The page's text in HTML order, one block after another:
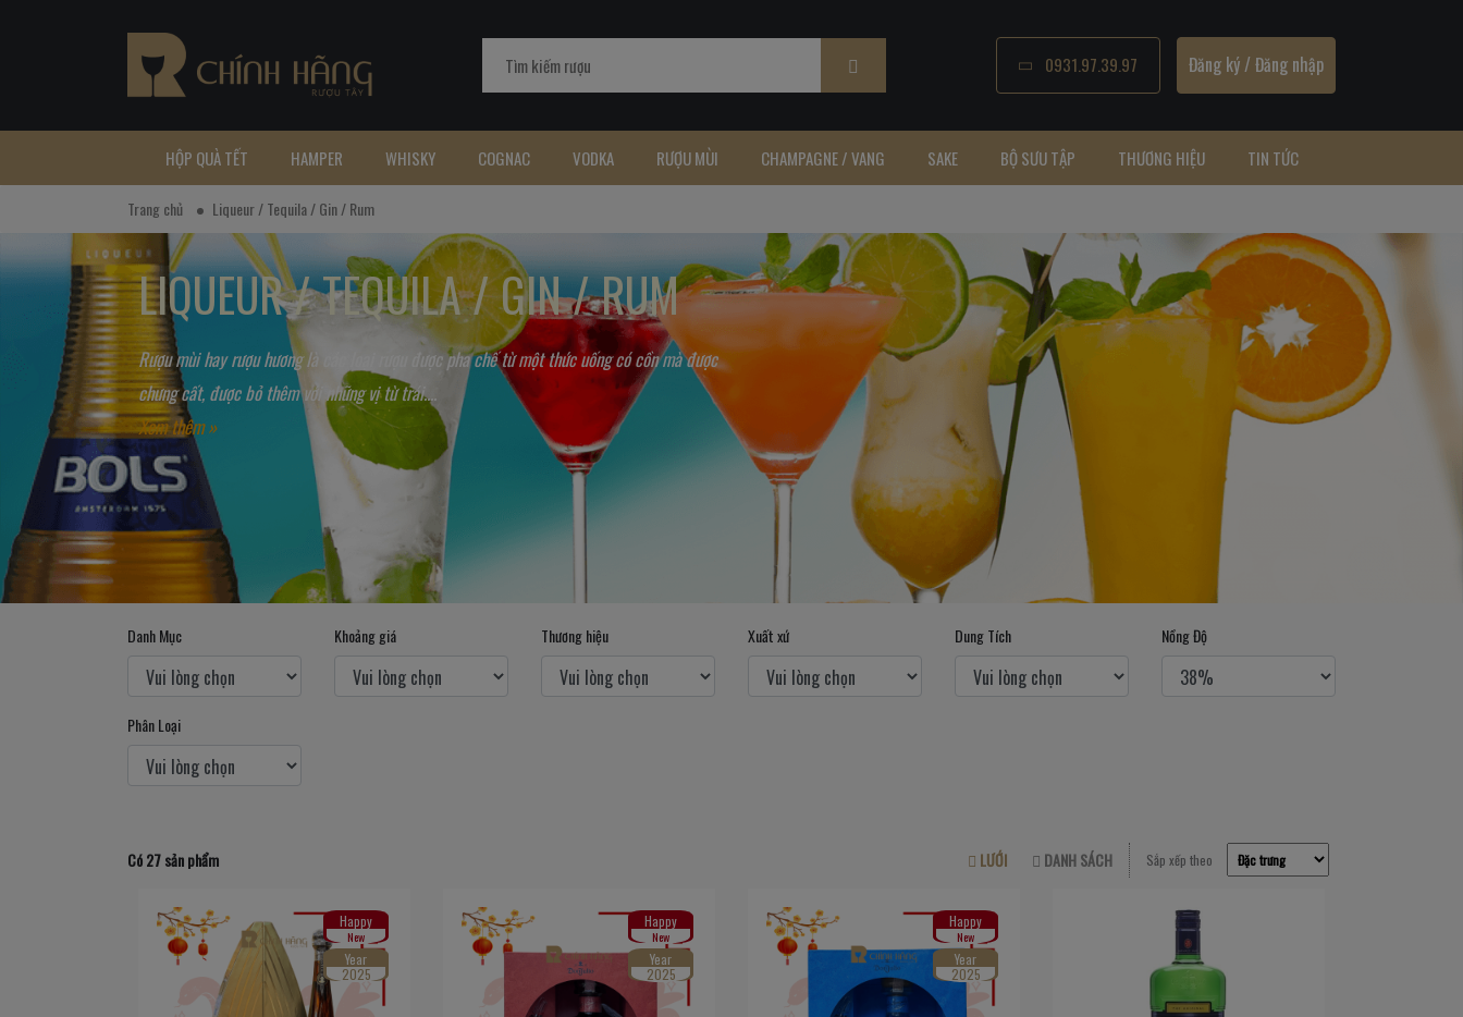
0931.97.39.97 Đăng ký/ Đăng nhập
HỘP QUÀ TẾT HAMPER WHISKY COGNAC VODKA RƯỢU MÙI CHAMPAGNE / VANG SAKE BỘ SƯU TẬP THƯƠNG HIỆU TIN TỨC
Trang chủ Liqueur / Tequila / Gin / Rum
LIQUEUR / TEQUILA / GIN / RUM
Rượu mùi hay rượu hương là các loại rượu được pha chế từ một thức uống có cồn mà được
chưng cất, được bỏ thêm với những vị từ trái....
Xem thêm »
Danh Mục Khoảng giá Thương hiệu Xuất xứ Dung Tích Nồng Độ
Phân Loại
Có 27 sản phẩm LƯỚI DANH SÁCH Sắp xếp theo
Happy
New
Year
2025
Happy
New
Year
2025
Happy
New
Year
2025